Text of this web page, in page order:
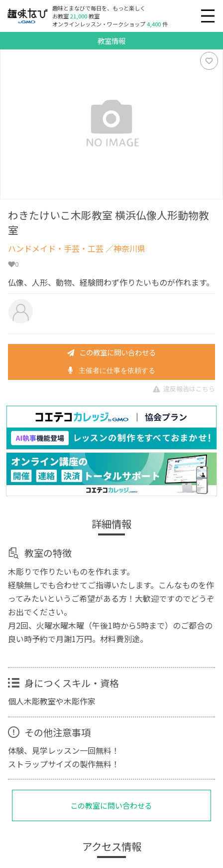
趣味とまなびで毎日を、もっと楽しく
お教室21,000教室
オンラインレッスン・ワークショップ4,400件
教室情報
わきたけいこ木彫教室 横浜仏像人形動物教
室
ハンドメイド・手芸・工芸 ／神奈川県
0
仏像、人形、動物、経験問わず作りたいものが作れます。
この教室に問い合わせる
主催者に仕事を依頼する
違反報告はこちら
詳細情報
教室の特徴
木彫りで作りたいものを作れます。
経験無しでも合わせてご指導いたします。こんなものを作
ってみたいというご希望がある方！大歓迎ですのでどうぞ
お出でください。
月2回、火曜水曜木曜（午後1時から5時まで）のご都合の
良い時予約で月謝1万円。材料費別途。
身につくスキル・資格
個人木彫教室や木彫作家
その他注意事項
体験、見学レッスン一回無料！
ストラップサイズの製作無料！
この教室に問い合わせる
アクセス情報